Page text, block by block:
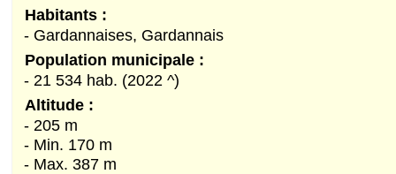
Habitants :
- Gardannaises, Gardannais
Population municipale :
- 21 534 hab. (2022 ^)
Altitude :
- 205 m
- Min. 170 m
- Max. 387 m